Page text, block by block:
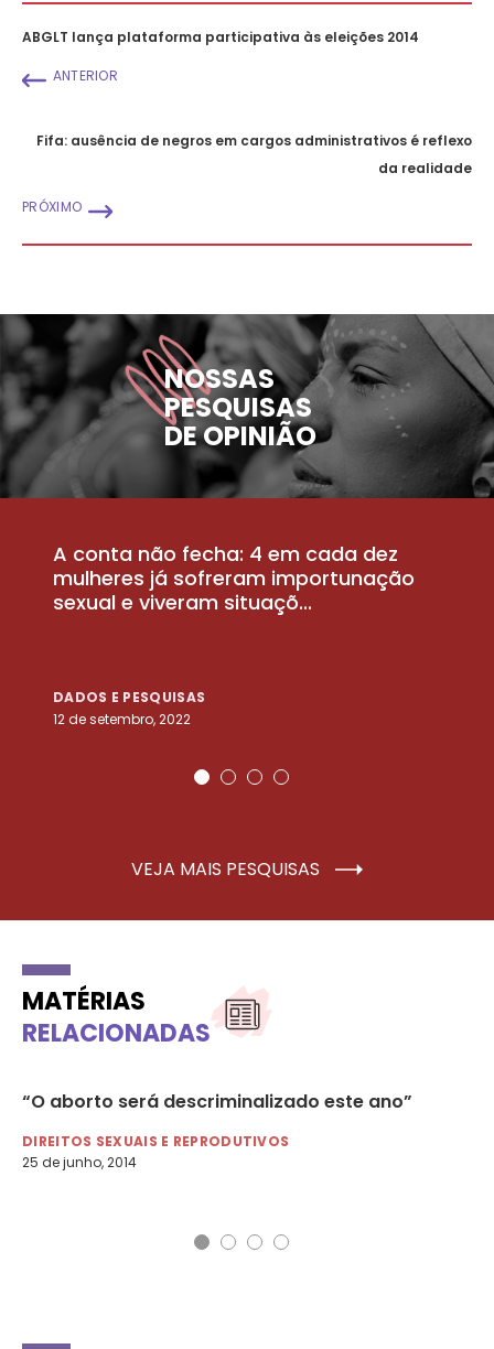
ABGLT lança plataforma participativa às eleições 2014
ANTERIOR
Fifa: ausência de negros em cargos administrativos é reflexo
da realidade
PRÓXIMO
NOSSAS
PESQUISAS
DE OPINIÃO
A conta não fecha: 4 em cada dez
mulheres já sofreram importunação
sexual e viveram situaçõ...
DADOS E PESQUISAS
12 de setembro, 2022
VEJA MAIS PESQUISAS
MATÉRIAS
RELACIONADAS
“O aborto será descriminalizado este ano”
DIREITOS SEXUAIS E REPRODUTIVOS
25 de junho, 2014